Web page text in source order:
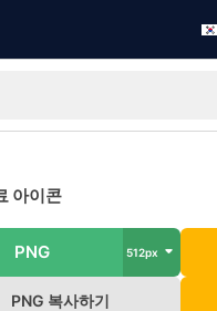
아이콘
PNG 512px
PNG 복사하기